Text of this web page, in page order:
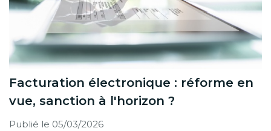
Facturation électronique : réforme en
vue, sanction à l'horizon ?
Publié le 05/03/2026